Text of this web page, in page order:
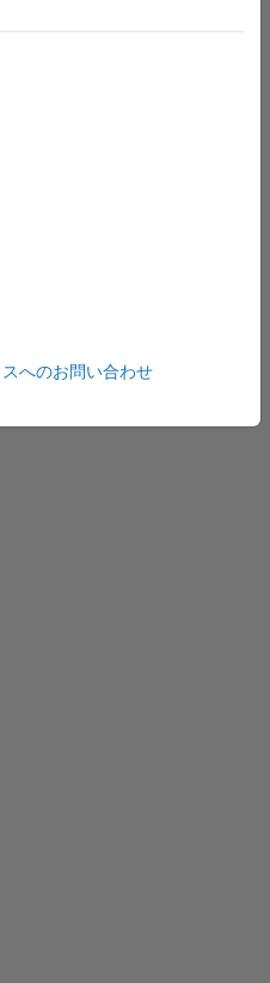
へのお問い合わせ